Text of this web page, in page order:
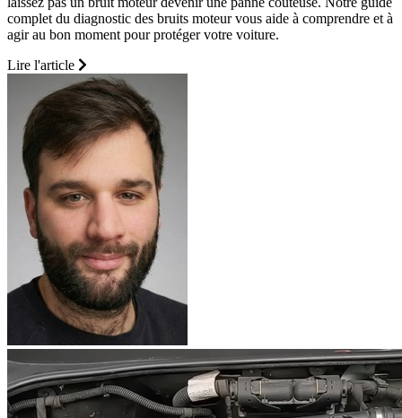
complet du diagnostic des bruits moteur vous aide à comprendre et à
agir au bon moment pour protéger votre voiture.
Lire l'article